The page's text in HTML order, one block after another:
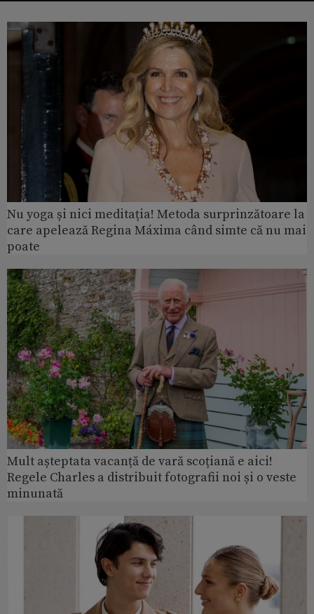
Nu yoga și nici meditația! Metoda surprinzătoare la
care apelează Regina Máxima când simte că nu mai
poate
Mult așteptata vacanță de vară scoțiană e aici!
Regele Charles a distribuit fotografii noi și o veste
minunată